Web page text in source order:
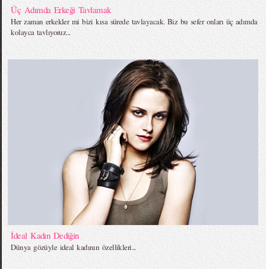
Üç Adımda Erkeği Tavlamak
Her zaman erkekler mi bizi kısa sürede tavlayacak. Biz bu sefer onları üç adımda
kolayca tavlıyoruz...
İdeal Kadın Dediğin
Dünya gözüyle ideal kadının özellikleri...